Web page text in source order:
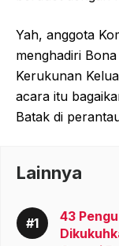
Yah, anggota
menghadiri
Kerukunan
acara itu
Batak di
Lainnya
43